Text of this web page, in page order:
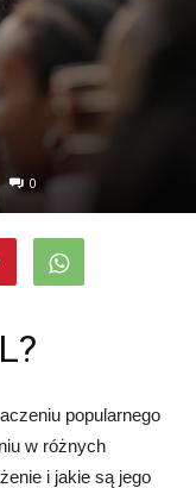
0
popularnego
w różnych
i jakie są jego